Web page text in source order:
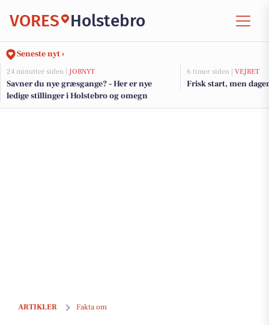
VORES Holstebro
Seneste nyt ›
24 minutter siden | JOBNYT
Savner du nye græsgange? - Her er nye
ledige stillinger i Holstebro og omegn
6 timer siden | VEJRET
Frisk start, men
ARTIKLER Fakta om
Huspriserne går ned i Holstebro Kommune